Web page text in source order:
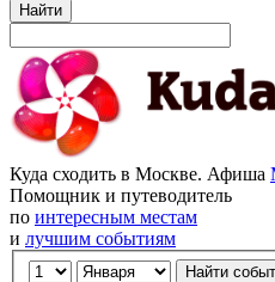
Найти
Куда сходить в Москве. Афиша
Помощник и путеводитель
по интересным местам
и лучшим событиям